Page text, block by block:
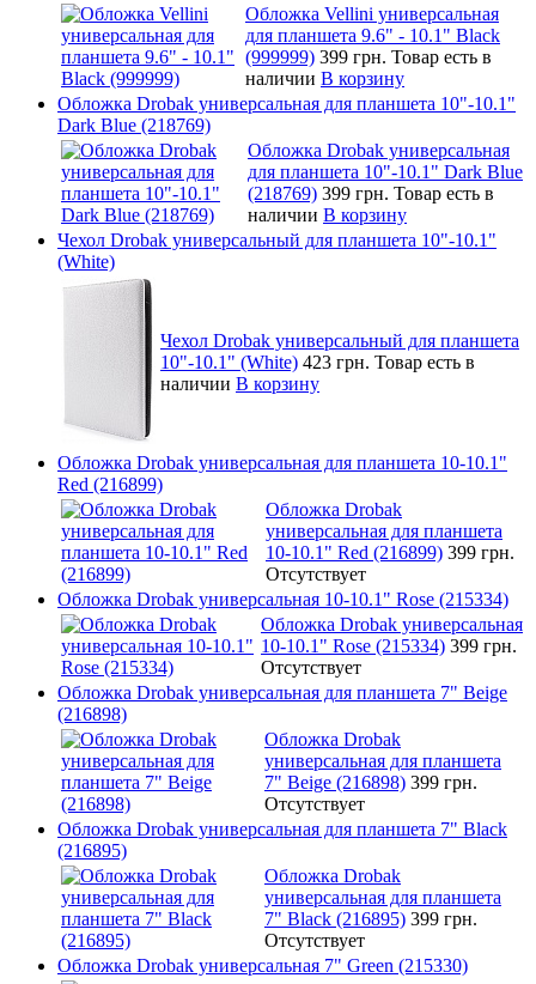
Обложка Vellini универсальная
для планшета 9.6" - 10.1" Black
(999999) 399 грн. Товар есть в
наличии В корзину
Обложка Drobak универсальная для планшета 10"-10.1"
Dark Blue (218769)
Обложка Drobak универсальная
для планшета 10"-10.1" Dark Blue
(218769) 399 грн. Товар есть в
наличии В корзину
Чехол Drobak универсальный для планшета 10"-10.1"
(White)
Чехол Drobak универсальный для планшета
10"-10.1" (White) 423 грн. Товар есть в
наличии В корзину
Обложка Drobak универсальная для планшета 10-10.1"
Red (216899)
Обложка Drobak
универсальная для планшета
10-10.1" Red (216899) 399 грн.
Отсутствует
Обложка Drobak универсальная 10-10.1" Rose (215334)
Обложка Drobak универсальная
10-10.1" Rose (215334) 399 грн.
Отсутствует
Обложка Drobak универсальная для планшета 7" Beige
(216898)
Обложка Drobak
универсальная для планшета
7" Beige (216898) 399 грн.
Отсутствует
Обложка Drobak универсальная для планшета 7" Black
(216895)
Обложка Drobak
универсальная для планшета
7" Black (216895) 399 грн.
Отсутствует
Обложка Drobak универсальная 7" Green (215330)